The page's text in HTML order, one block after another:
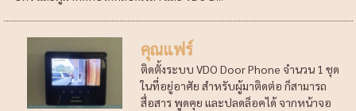
คุณแฟร์
ติดตั้งระบบ VDO Door Phone จำนวน 1 ชุด
ในที่อยู่อาศัย สำหรับผู้มาติดต่อ ก็สามารถ
สื่อสาร พูดคุย และปลดล็อคได้ จากหน้าจอ